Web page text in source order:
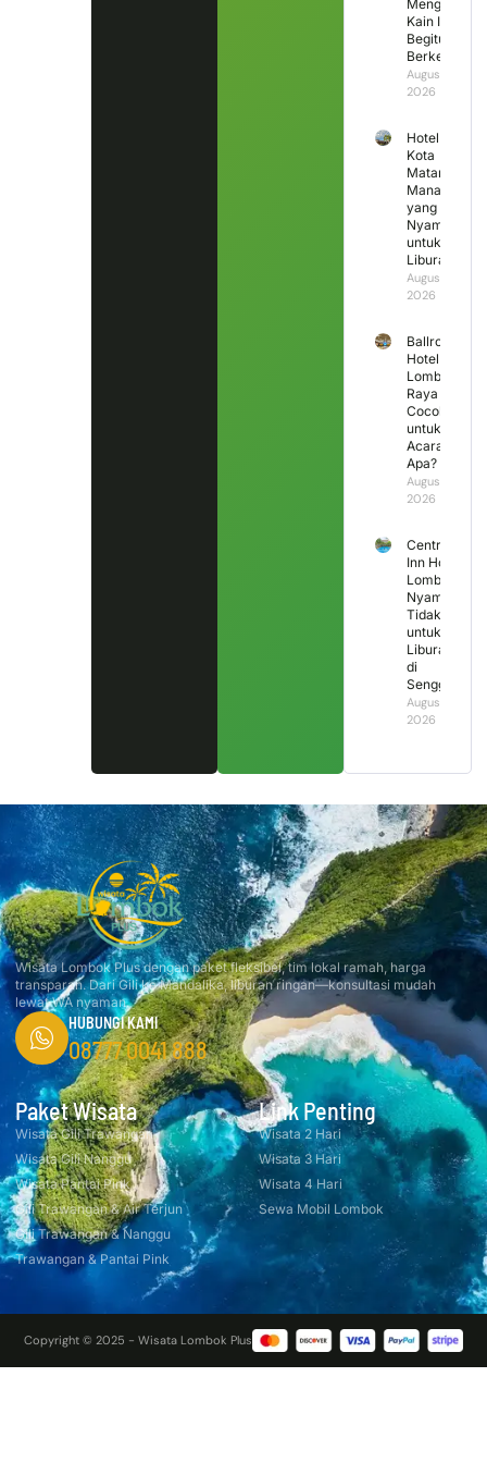
Mengapa
Kain Ini
Begitu
Berkesan?
August 5,
2026
Hotel di
Kota
Mataram
Mana
yang
Nyaman
untuk
Liburan?
August 4,
2026
Ballroom
Hotel
Lombok
Raya
Cocok
untuk
Acara
Apa?
August 3,
2026
Central
Inn Hotel
Lombok,
Nyaman
Tidak
untuk
Liburan
di
Senggigi?
August 2,
2026
Wisata Lombok Plus dengan paket fleksibel, tim lokal ramah, harga
transparan. Dari Gili ke Mandalika, liburan ringan—konsultasi mudah
lewat WA nyaman.
HUBUNGI KAMI
08777 0041 888
Paket Wisata
Wisata Gili Trawangan
Wisata Gili Nanggu
Wisata Pantai Pink
Gili Trawangan & Air Terjun
Gili Trawangan & Nanggu
Trawangan & Pantai Pink
Link Penting
Wisata 2 Hari
Wisata 3 Hari
Wisata 4 Hari
Sewa Mobil Lombok
Copyright © 2025 - Wisata Lombok Plus